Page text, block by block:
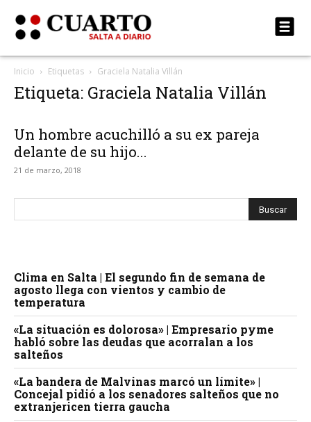
Inicio Etiquetas Graciela Natalia Villán
Etiqueta: Graciela Natalia Villán
Un hombre acuchilló a su ex pareja
delante de su hijo...
21 de marzo, 2018
Clima en Salta | El segundo fin de semana de
agosto llega con vientos y cambio de
temperatura
«La situación es dolorosa» | Empresario pyme
habló sobre las deudas que acorralan a los
salteños
«La bandera de Malvinas marcó un límite» |
Concejal pidió a los senadores salteños que no
extranjericen tierra gaucha